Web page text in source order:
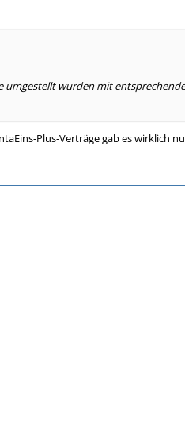
wurden mit
Plus-Verträge gab es wirklich